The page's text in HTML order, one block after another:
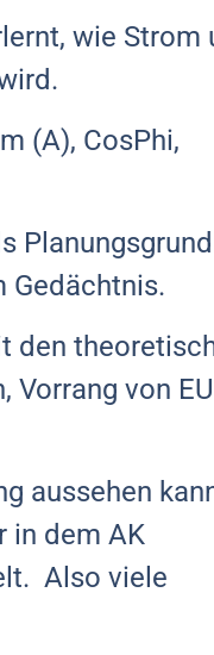
wie Strom
(A), CosPhi,
Gedächtnis.
den
Vorrang von EU
aussehen
in dem AK
Also viele